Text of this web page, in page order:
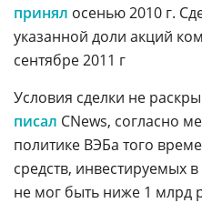
принял осенью 2010 г.
указанной доли акций
сентябре 2011 г
Условия сделки не
писал CNews, согласно
политике ВЭБа того
средств, инвестируемых
не мог быть ниже 1 млрд